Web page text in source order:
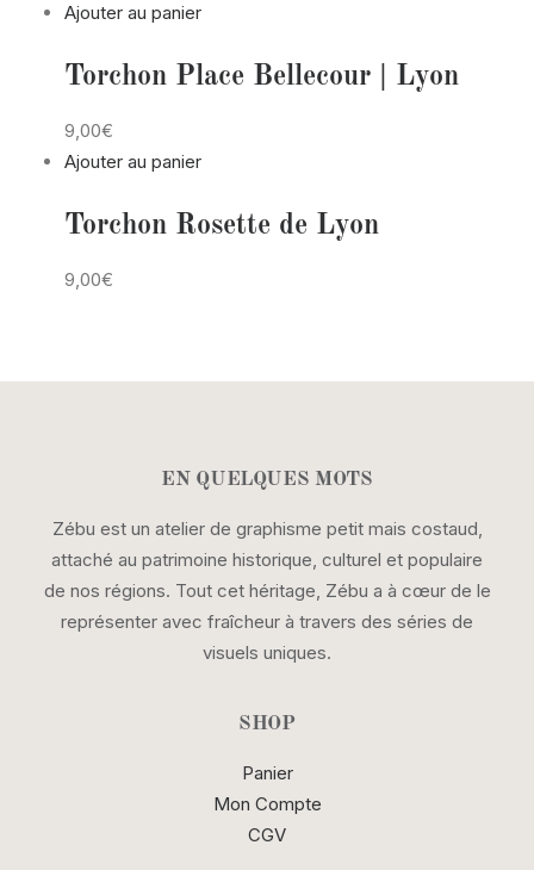
Ajouter au panier
Torchon Place Bellecour | Lyon
9,00€
Ajouter au panier
Torchon Rosette de Lyon
9,00€
EN QUELQUES MOTS
Zébu est un atelier de graphisme petit mais costaud,
attaché au patrimoine historique, culturel et populaire
de nos régions. Tout cet héritage, Zébu a à cœur de le
représenter avec fraîcheur à travers des séries de
visuels uniques.
SHOP
Panier
Mon Compte
CGV